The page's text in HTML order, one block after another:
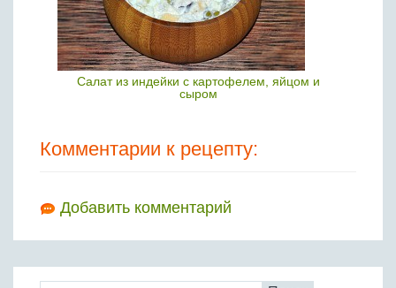
Салат из индейки с картофелем, яйцом и
сыром
Комментарии к рецепту:
Добавить комментарий